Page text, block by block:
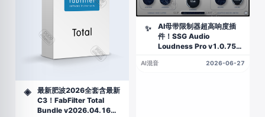
◈
最新肥波2026全套含最新
C3！FabFilter Total
Bundle v2026.04.16
✨
AI母带限制器超高响度插
件！SSG Audio
Loudness Pro v1.0.75
AI混音 2026-06-27